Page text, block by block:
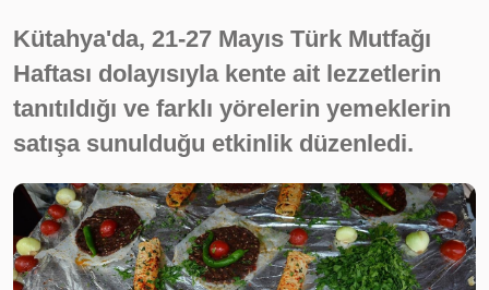
Kütahya'da, 21-27 Mayıs Türk Mutfağı
Haftası dolayısıyla kente ait lezzetlerin
tanıtıldığı ve farklı yörelerin yemeklerin
satışa sunulduğu etkinlik düzenledi.